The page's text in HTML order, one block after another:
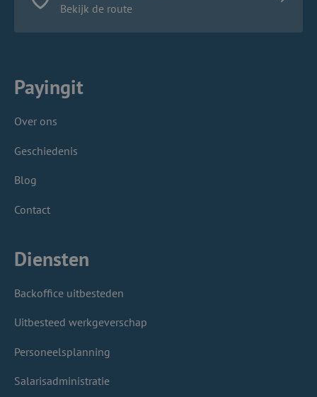
Bekijk de route
Payingit
Over ons
Geschiedenis
Blog
Contact
Diensten
Backoffice uitbesteden
Uitbesteed werkgeverschap
Personeelsplanning
Salarisadministratie